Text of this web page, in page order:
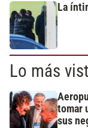
La
Lo más
tomar
sus